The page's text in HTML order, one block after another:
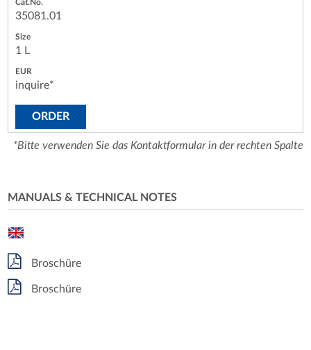
35081.01
1 L
inquire*
ORDER
*Bitte verwenden Sie das Kontaktformular in der rechten Spalte
MANUALS & TECHNICAL NOTES
Broschüre
Broschüre